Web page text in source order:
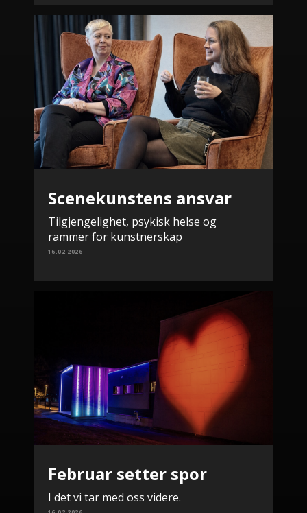
Scenekunstens ansvar
Tilgjengelighet, psykisk helse og
rammer for kunstnerskap
16.02.2026
Februar setter spor
I det vi tar med oss videre.